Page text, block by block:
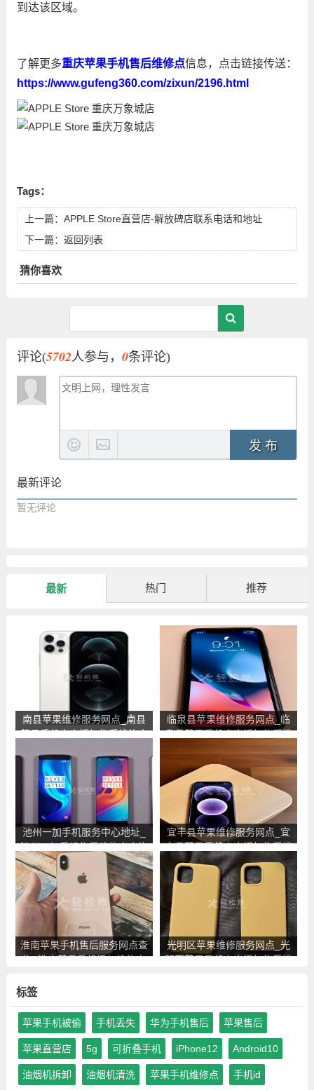
到达该区域。
了解更多重庆苹果手机售后维修点信息，点击链接传送：
https://www.gufeng360.com/zixun/2196.html
Tags：
上一篇： APPLE Store直营店-解放碑店联系电话和地址
下一篇： 返回列表
猜你喜欢
评论(5702人参与， 0条评论)
发 布
最新评论
暂无评论
最新 热门 推荐
南县苹果维修服务网点_南县
苹果手机官方授权售后维修中
临泉县苹果维修服务网点_临
泉县苹果手机官方授权售后维
池州一加手机服务中心地址_
池州一加手机售后维修点查询
宜丰县苹果维修服务网点_宜
丰县苹果手机官方授权售后维
修中心地址电话
淮南苹果手机售后服务网点查
询_淮南苹果手机授权维修中
光明区苹果维修服务网点_光
明区苹果手机官方授权售后维
标签
苹果手机被偷 手机丢失 华为手机售后 苹果售后
苹果直营店 5g 可折叠手机 iPhone12 Android10
油烟机拆卸 油烟机清洗 苹果手机维修点 手机id